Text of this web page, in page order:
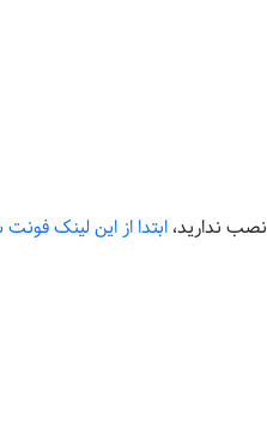
ندارید، ابتدا از این لینک